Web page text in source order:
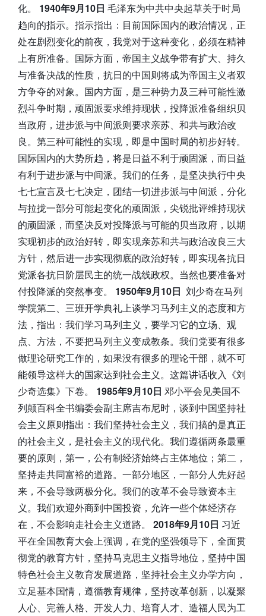
化。 1940年9月10日 毛泽东为中共中央起草关于时局
趋向的指示。指示指出：目前国际国内的政治情况，正
处在剧烈变化的前夜，我党对于这种变化，必须在精神
上有所准备。国际方面，帝国主义战争带有扩大、持久
与准备决战的性质，抗日的中国则将成为帝国主义者双
方争夺的对象。国内方面，是三种势力及三种可能性激
烈斗争时期，顽固派要求维持现状，投降派准备组织贝
当政府，进步派与中间派则要求亲苏、和共与政治改
良。第三种可能性的实现，即是中国时局的初步好转。
国际国内的大势所趋，将是日益不利于顽固派，而日益
有利于进步派与中间派。我们的任务，是坚决执行中央
七七宣言及七七决定，团结一切进步派与中间派，分化
与拉拢一部分可能起变化的顽固派，尖锐批评维持现状
的顽固派，而坚决反对投降派与可能的贝当政府，以期
实现初步的政治好转，即实现亲苏和共与政治改良三大
方针，然后进一步实现彻底的政治好转，即实现各抗日
党派各抗日阶层民主的统一战线政权。当然也要准备对
付投降派的突然事变。 1950年9月10日 刘少奇在马列
学院第二、三班开学典礼上谈学习马列主义的态度和方
法，指出：我们学习马列主义，要学习它的立场、观
点、方法，不要把马列主义变成教条。我们党要有很多
做理论研究工作的，如果没有很多的理论干部，就不可
能领导这样大的国家达到社会主义。这篇讲话收入《刘
少奇选集》下卷。 1985年9月10日 邓小平会见美国不
列颠百科全书编委会副主席吉布尼时，谈到中国坚持社
会主义原则指出：我们坚持社会主义，我们搞的是真正
的社会主义，是社会主义的现代化。我们遵循两条最重
要的原则，第一，公有制经济始终占主体地位；第二，
坚持走共同富裕的道路。一部分地区，一部分人先好起
来，不会导致两极分化。我们的改革不会导致资本主
义。我们欢迎外商到中国投资，允许一些个体经济存
在，不会影响走社会主义道路。 2018年9月10日 习近
平在全国教育大会上强调，在党的坚强领导下，全面贯
彻党的教育方针，坚持马克思主义指导地位，坚持中国
特色社会主义教育发展道路，坚持社会主义办学方向，
立足基本国情，遵循教育规律，坚持改革创新，以凝聚
人心、完善人格、开发人力、培育人才、造福人民为工